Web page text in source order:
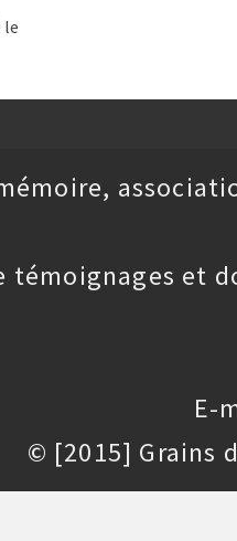
le
et
E-
© [2015] Grains